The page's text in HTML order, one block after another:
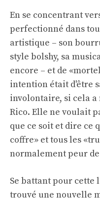
En se concentrant
perfectionné dans
artistique – son
style bolshy, sa
encore – et de
intention était d'être
involontaire, si cela a
Rico. Elle ne voulait
que ce soit et dire ce
coffre» et tous les
normalement peur
Se battant pour cette
trouvé une nouvelle